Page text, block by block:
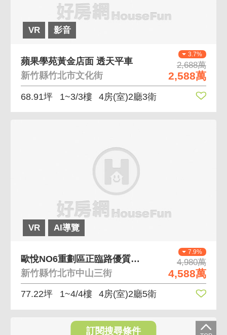
VR 影音
3.7%
2,688萬
2,588萬
蘋果學苑黃金店面 透天平車
新竹縣竹北市文化街
68.91坪 1~3/3樓 4房(室)2廳3衛
VR AI導覽
7.9%
4,980萬
4,588萬
歐悅NO6重劃區正臨路優質電梯美別墅B6
新竹縣竹北市中山三街
77.22坪 1~4/4樓 4房(室)2廳5衛
訂閱搜尋條件